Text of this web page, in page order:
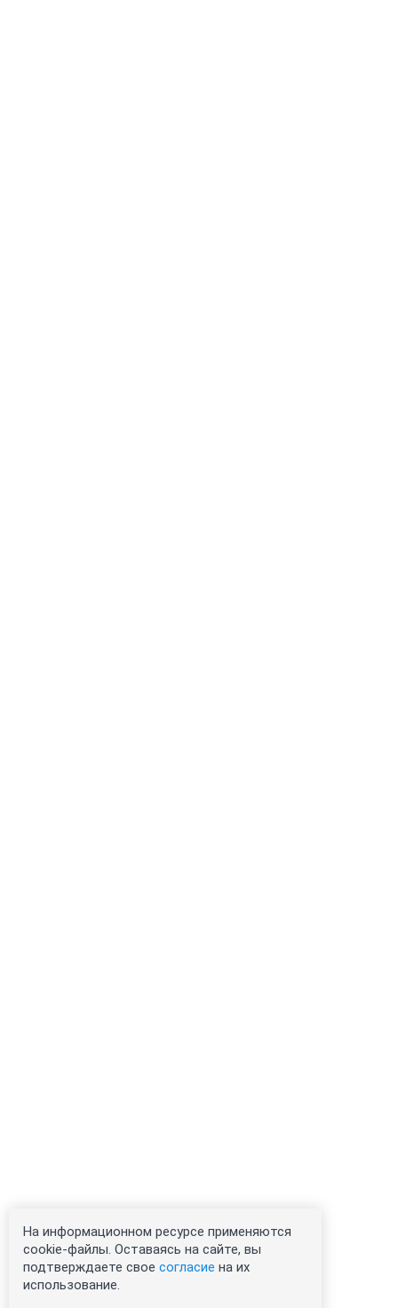
На информационном ресурсе применяются
cookie-файлы. Оставаясь на сайте, вы
подтверждаете свое согласие на их
использование.